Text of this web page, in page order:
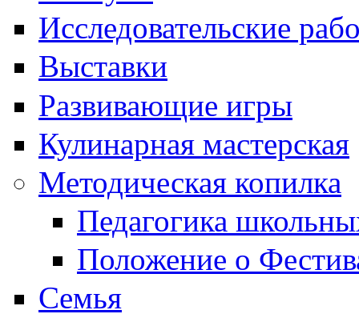
Исследовательские
Выставки
Развивающие игры
Кулинарная мастерская
Методическая копилка
Педагогика
Положение о
Семья